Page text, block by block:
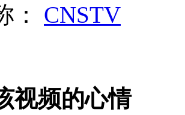
打老人 痛下狠手拳打脚踢
强权政治霸凌主义
： CNSTV
视频的心情